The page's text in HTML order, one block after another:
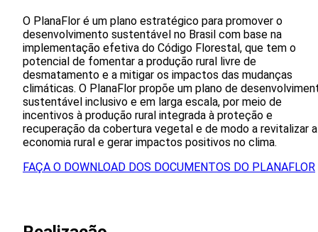
O PlanaFlor é um plano estratégico para promover o
desenvolvimento sustentável no Brasil com base na
implementação efetiva do Código Florestal, que tem o
potencial de fomentar a produção rural livre de
desmatamento e a mitigar os impactos das mudanças
climáticas. O PlanaFlor propõe um plano de
sustentável inclusivo e em larga escala, por meio de
incentivos à produção rural integrada à proteção e
recuperação da cobertura vegetal e de modo a revitalizar a
economia rural e gerar impactos positivos no clima.
FAÇA O DOWNLOAD DOS DOCUMENTOS DO PLANAFLOR